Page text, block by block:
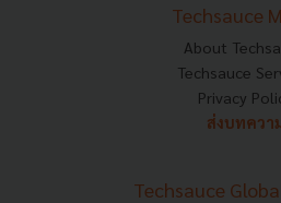
Techsauce
About
Techsauce
Privacy
ส่งบทควา
Techsauce